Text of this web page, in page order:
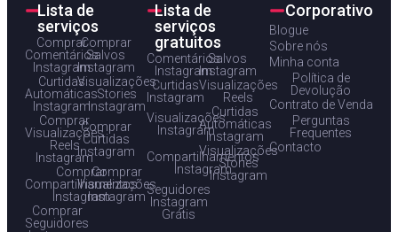
Lista de
serviços
Comprar
Comentários
Instagram
Comprar
Salvos
Instagram
Curtidas
Automáticas
Instagram
Visualizações
Stories
Instagram
Comprar
Visualizações
Reels
Instagram
Comprar
Curtidas
Instagram
Comprar
Compartilhamentos
Instagram
Comprar
Visualizações
Instagram
Comprar
Seguidores
Lista de
serviços
gratuitos
Comentários
Instagram
Salvos
Instagram
Curtidas
Instagram
Visualizações
Reels
Visualizações
Instagram
Curtidas
Automáticas
Instagram
Compartilhamentos
Instagram
Visualizações
Stories
Instagram
Seguidores
Instagram
Grátis
Corporativo
Blogue
Sobre nós
Minha conta
Política de
Devolução
Contrato de Venda
Perguntas
Frequentes
Contacto